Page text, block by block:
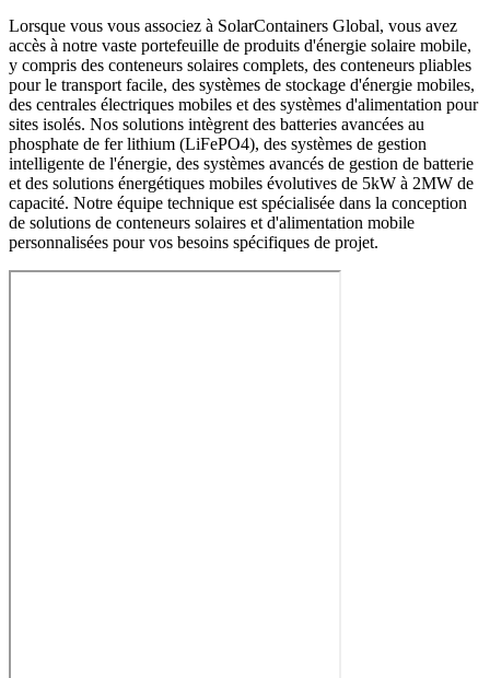
Lorsque vous vous associez à SolarContainers Global, vous avez
accès à notre vaste portefeuille de produits d'énergie solaire mobile,
y compris des conteneurs solaires complets, des conteneurs pliables
pour le transport facile, des systèmes de stockage d'énergie mobiles,
des centrales électriques mobiles et des systèmes d'alimentation pour
sites isolés. Nos solutions intègrent des batteries avancées au
phosphate de fer lithium (LiFePO4), des systèmes de gestion
intelligente de l'énergie, des systèmes avancés de gestion de batterie
et des solutions énergétiques mobiles évolutives de 5kW à 2MW de
capacité. Notre équipe technique est spécialisée dans la conception
de solutions de conteneurs solaires et d'alimentation mobile
personnalisées pour vos besoins spécifiques de projet.